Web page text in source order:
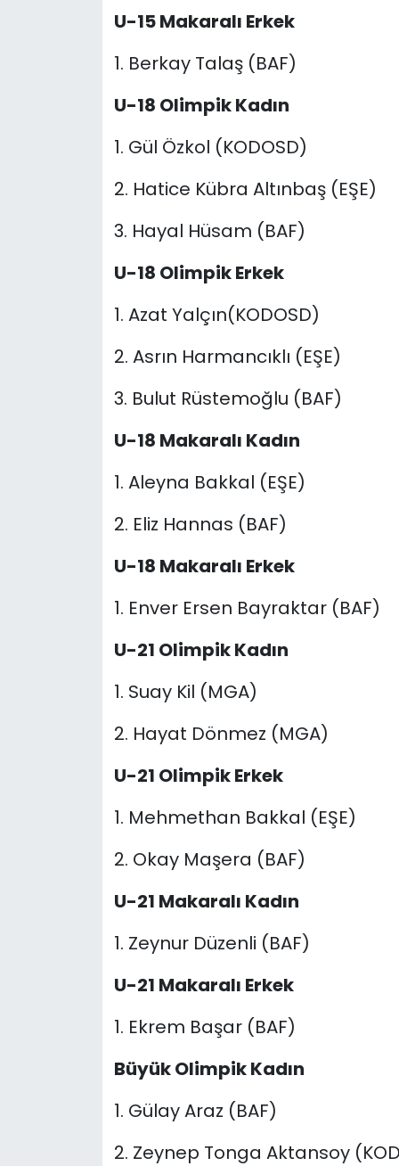
U-15 Makaralı Erkek
1. Berkay Talaş (BAF)
U-18 Olimpik Kadın
1. Gül Özkol (KODOSD)
2. Hatice Kübra Altınbaş (EŞE)
3. Hayal Hüsam (BAF)
U-18 Olimpik Erkek
1. Azat Yalçın(KODOSD)
2. Asrın Harmancıklı (EŞE)
3. Bulut Rüstemoğlu (BAF)
U-18 Makaralı Kadın
1. Aleyna Bakkal (EŞE)
2. Eliz Hannas (BAF)
U-18 Makaralı Erkek
1. Enver Ersen Bayraktar (BAF)
U-21 Olimpik Kadın
1. Suay Kil (MGA)
2. Hayat Dönmez (MGA)
U-21 Olimpik Erkek
1. Mehmethan Bakkal (EŞE)
2. Okay Maşera (BAF)
U-21 Makaralı Kadın
1. Zeynur Düzenli (BAF)
U-21 Makaralı Erkek
1. Ekrem Başar (BAF)
Büyük Olimpik Kadın
1. Gülay Araz (BAF)
2. Zeynep Tonga Aktansoy